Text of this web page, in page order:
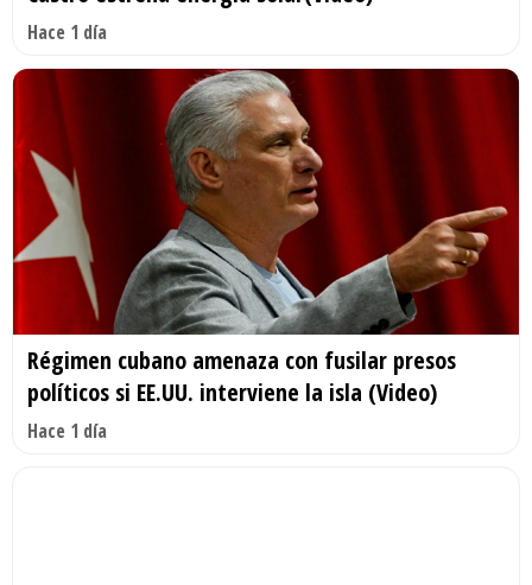
Hace 1 día
Régimen cubano amenaza con fusilar presos
políticos si EE.UU. interviene la isla (Video)
Hace 1 día